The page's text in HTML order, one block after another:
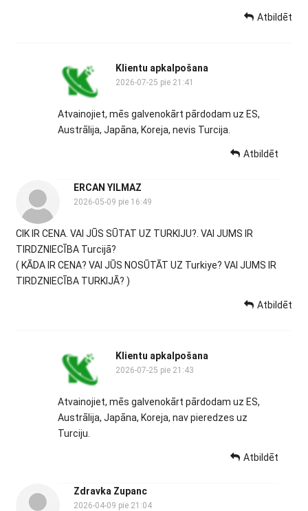
Atbildēt
Klientu apkalpošana
2026-07-25 pie 21:41
Atvainojiet, mēs galvenokārt pārdodam uz ES,
Austrālija, Japāna, Koreja, nevis Turcija.
Atbildēt
ERCAN YILMAZ
2026-05-09 pie 16:49
CIK IR CENA. VAI JŪS SŪTAT UZ TURKIJU?. VAI JUMS IR
TIRDZNIECĪBA Turcijā?
( KĀDA IR CENA? VAI JŪS NOSŪTĀT UZ Turkiye? VAI JUMS IR
TIRDZNIECĪBA TURKIJĀ? )
Atbildēt
Klientu apkalpošana
2026-07-25 pie 21:43
Atvainojiet, mēs galvenokārt pārdodam uz ES,
Austrālija, Japāna, Koreja, nav pieredzes uz
Turciju.
Atbildēt
Zdravka Zupanc
2026-04-09 pie 21:04